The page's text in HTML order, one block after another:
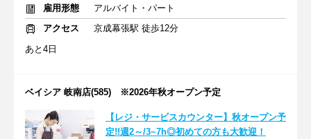
雇用形態
アルバイト・パート
アクセス
京成幕張駅 徒歩12分
あと4日
ベイシア 岐南店(585) ※2026年秋オープン予定
【レジ・サービスカウンター】秋オープン予
定!!週2～/3~7h◎初めての方も大歓迎！